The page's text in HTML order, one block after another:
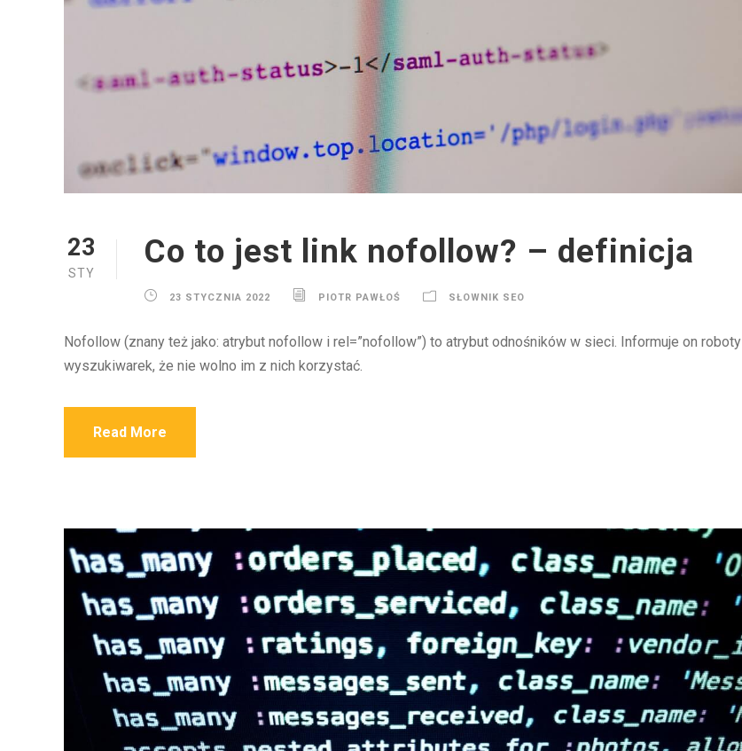
23
STY
Co to jest link nofollow? – definicja
23 STYCZNIA 2022 PIOTR PAWŁOŚ SŁOWNIK SEO
Nofollow (znany też jako: atrybut nofollow i rel=”nofollow”) to atrybut odnośników w sieci. Informuje on roboty
wyszukiwarek, że nie wolno im z nich korzystać.
Read More